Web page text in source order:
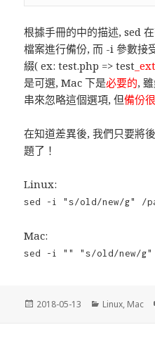
根據手冊的中的描述, sed
檔案進行備份, 而 -i 參數接
綴( ex: test.php => test
是可選, Mac 下是必要的,
串來忽略這個選項, 但備份
在知道差異後, 我們只要將
題了！
Linux:
sed -i "s/old/new/g" /
Mac:
sed -i "" "s/old/new/
發
2018-05-13
分
Linux, Mac